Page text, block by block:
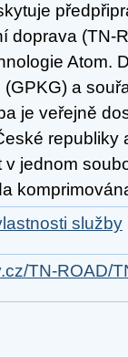
doprava (TN-
Atom.
a
je veřejně
republiky
jednom
služby
TN-ROAD/